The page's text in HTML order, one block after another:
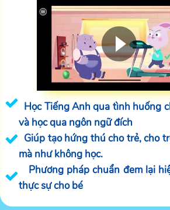
Học Tiếng Anh qua tình huống
và học qua ngôn ngữ đích
Giúp tạo hứng thú cho trẻ, cho
mà như không học.
Phương pháp chuẩn đem lại
thực sự cho bé